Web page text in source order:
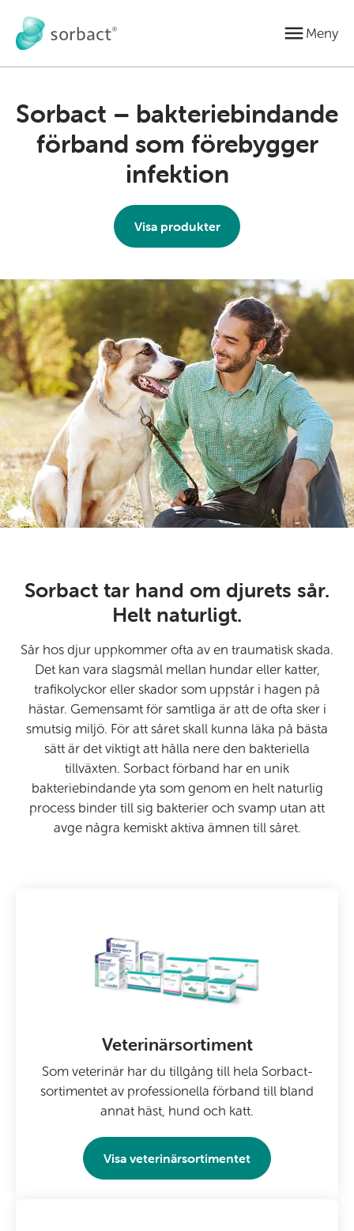
Meny
Sorbact – bakteriebindande
förband som förebygger
infektion
Visa produkter
Sorbact tar hand om djurets sår.
Helt naturligt.
Sår hos djur uppkommer ofta av en traumatisk skada.
Det kan vara slagsmål mellan hundar eller katter,
trafikolyckor eller skador som uppstår i hagen på
hästar. Gemensamt för samtliga är att de ofta sker i
smutsig miljö. För att såret skall kunna läka på bästa
sätt är det viktigt att hålla nere den bakteriella
tillväxten. Sorbact förband har en unik
bakteriebindande yta som genom en helt naturlig
process binder till sig bakterier och svamp utan att
avge några kemiskt aktiva ämnen till såret.
Veterinärsortiment
Som veterinär har du tillgång till hela Sorbact-
sortimentet av professionella förband till bland
annat häst, hund och katt.
Visa veterinärsortimentet